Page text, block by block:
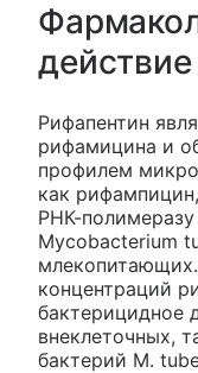
действие
Рифапентин
рифамицина и
профилем
как
РНК-
Mycobacterium
концентраций
бактерицидное
внеклеточных,
бактерий М.